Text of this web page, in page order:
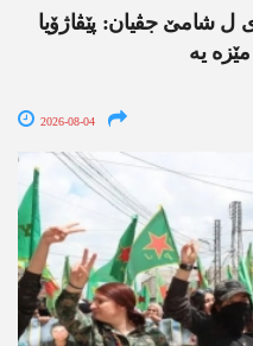
شامێ جڤیان: پێڤاژۆیا
یە
2026-08-04